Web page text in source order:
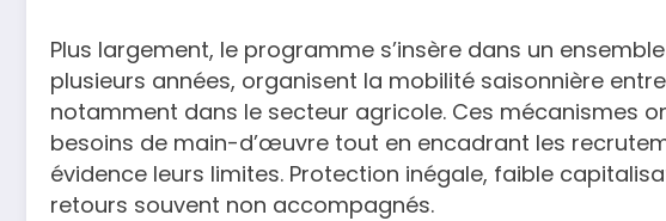
Plus largement, le programme s’insère dans un
plusieurs années, organisent la mobilité saisonnière
notamment dans le secteur agricole. Ces mécanismes
besoins de main-d’œuvre tout en encadrant les
évidence leurs limites. Protection inégale, faible
retours souvent non accompagnés.